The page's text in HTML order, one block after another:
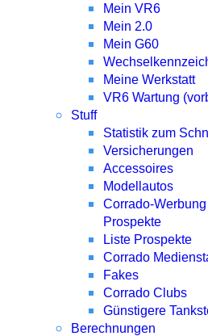
Mein VR6
Mein 2.0
Mein G60
Meine Werkstatt
VR6 Wartung
Stuff
Statistik zum
Versicherungen
Accessoires
Modellautos
Corrado-Werbung
Prospekte
Liste Prospekte
Corrado
Fakes
Corrado Clubs
Günstigere
Berechnungen